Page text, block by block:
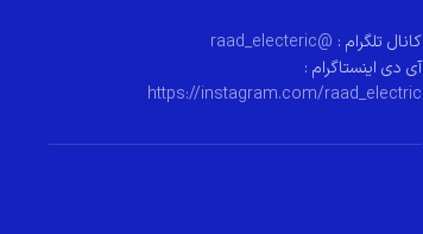
کانال تلگرام : @raad_electeric
آی دی اینستاگرام :
https://instagram.com/raad_electric